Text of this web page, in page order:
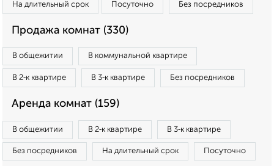
На длительный срок Посуточно Без посредников
Продажа комнат (330)
В общежитии В коммунальной квартире
В 2‑к квартире В 3‑к квартире Без посредников
Аренда комнат (159)
В общежитии В 2‑к квартире В 3‑к квартире
Без посредников На длительный срок Посуточно